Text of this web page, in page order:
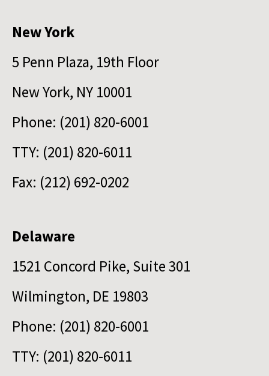
New York
5 Penn Plaza, 19th Floor
New York, NY 10001
Phone: (201) 820-6001
TTY: (201) 820-6011
Fax: (212) 692-0202
Delaware
1521 Concord Pike, Suite 301
Wilmington, DE 19803
Phone: (201) 820-6001
TTY: (201) 820-6011